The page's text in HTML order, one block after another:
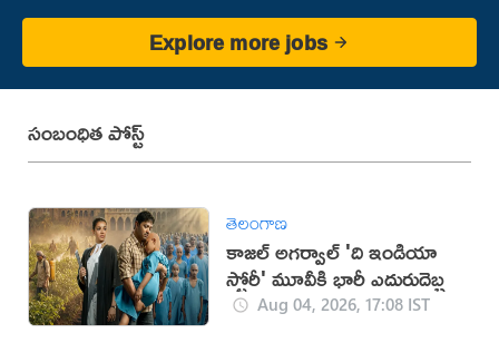
Explore more jobs
సంబంధిత పోస్ట్
తెలంగాణ
కాజల్ అగర్వాల్ 'ది ఇండియా
స్టోరీ' మూవీకి భారీ ఎదురుదెబ్బ
Aug 04, 2026, 17:08 IST